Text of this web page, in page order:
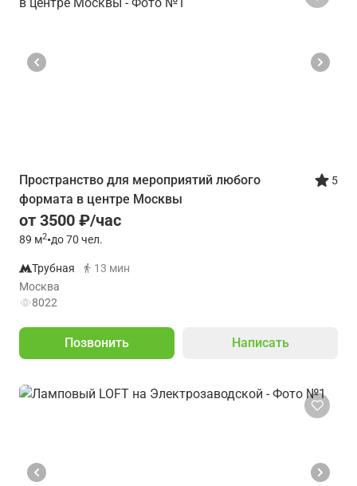
Пространство для мероприятий любого
формата в центре Москвы
от 3500 ₽/час
89 м2•до 70 чел.
5
Трубная
13 мин
Москва
8022
Позвонить Написать